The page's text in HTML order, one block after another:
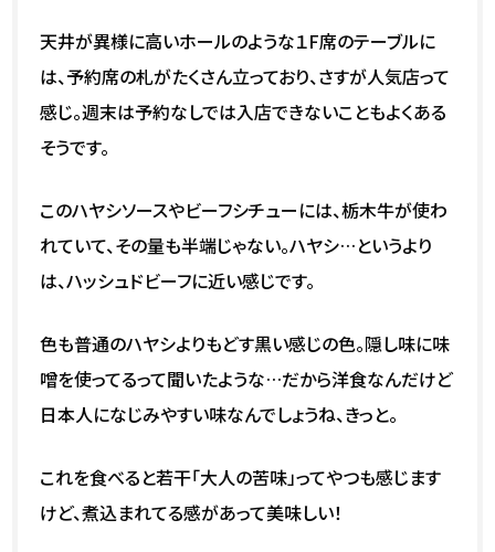
天井が異様に高いホールのような１F席のテーブルに
は、予約席の札がたくさん立っており、さすが人気店って
感じ。週末は予約なしでは入店できないこともよくある
そうです。
このハヤシソースやビーフシチューには、栃木牛が使わ
れていて、その量も半端じゃない。ハヤシ…というより
は、ハッシュドビーフに近い感じです。
色も普通のハヤシよりもどす黒い感じの色。隠し味に味
噌を使ってるって聞いたような…だから洋食なんだけど
日本人になじみやすい味なんでしょうね、きっと。
これを食べると若干「大人の苦味」ってやつも感じます
けど、煮込まれてる感があって美味しい！